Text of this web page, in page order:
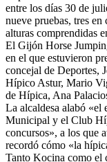
entre los días 30 de
nueve pruebas, tres
alturas comprendidas
El Gijón Horse
en el que estuvieron
concejal de Deportes,
Hípico Astur, Mario
de Hípica, Ana
La alcaldesa alabó «el
Municipal y el Club
concursos», a los que
recordó cómo «la
Tanto Kocina como el